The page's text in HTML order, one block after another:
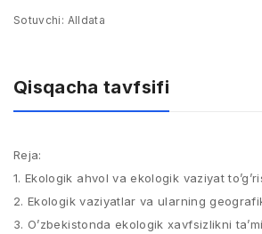
Sotuvchi: Alldata
Qisqacha tavfsifi
Reja:
1. Ekologik ahvol va ekologik vaziyat
2. Ekologik vaziyatlar va ularning
3. O’zbekistonda ekologik xavfsizlikni